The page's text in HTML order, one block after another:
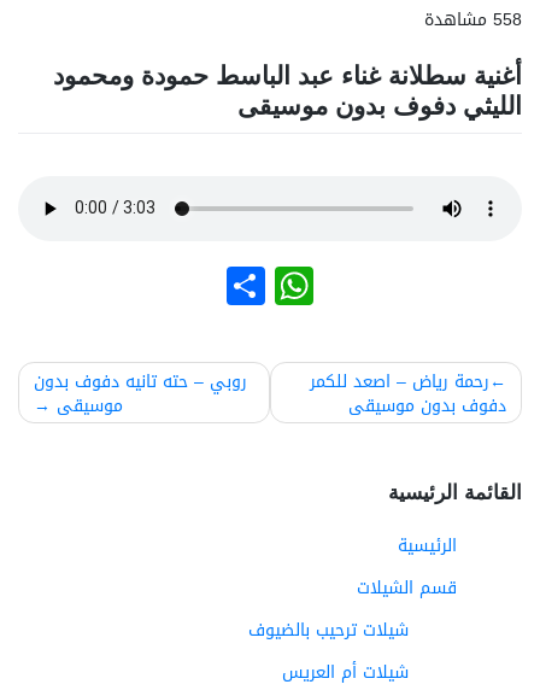
558 مشاهدة
أغنية سطلانة غناء عبد الباسط حمودة ومحمود
الليثي دفوف بدون موسيقى
WhatsApp
نشر
تصفّح
المقالات
رحمة رياض – اصعد للكمر
دفوف بدون موسيقى
روبي – حته تانيه دفوف بدون
موسيقى
القائمة الرئيسية
الرئيسية
قسم الشيلات
شيلات ترحيب بالضيوف
شيلات أم العريس